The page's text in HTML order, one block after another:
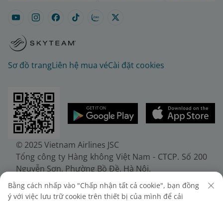
Sơ đồ trangLiên hệ mua véCài đặt cookies
© 2025 Vietnam Airlines JSC
Tổng công ty Hàng không Việt Nam - CTCP. Số 200
Nguyễn Sơn, Phường Bồ Đề, Hà Nội.
Điện thoại: (+84-24) 38272289. Fax: (+84-24)
38722375
Bằng cách nhấp vào "Chấp nhận tất cả cookie", bạn đồng
ý với việc lưu trữ cookie trên thiết bị của mình để cải